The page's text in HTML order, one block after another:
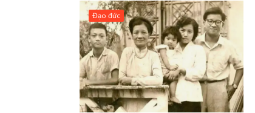
Đạo đức